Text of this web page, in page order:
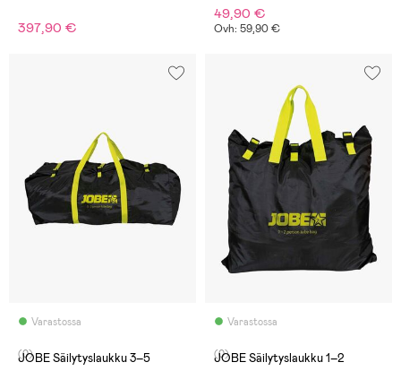
397,90 €
49,90 €
Ovh: 59,90 €
Varastossa
(0)
JOBE Säilytyslaukku 3–5
Varastossa
(0)
JOBE Säilytyslaukku 1–2